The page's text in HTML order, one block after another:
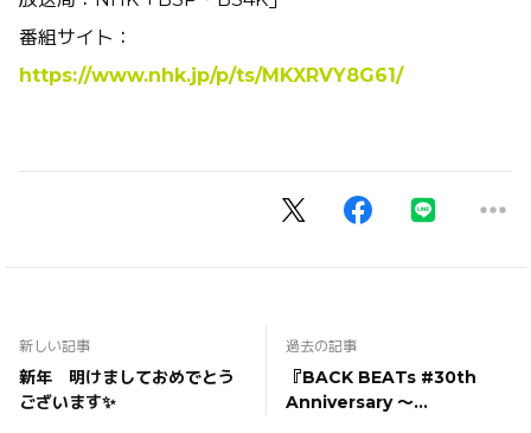
番組サイト：
https://www.nhk.jp/p/ts/MKXRVY8G61/
新しい記事
新年 明けましておめでとう
ございます✨
過去の記事
『BACK BEATs #30th
Anniversary 〜